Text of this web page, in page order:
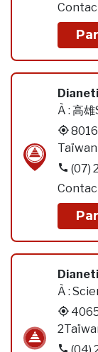
À : 高雄
Taïwan
(07)
À :